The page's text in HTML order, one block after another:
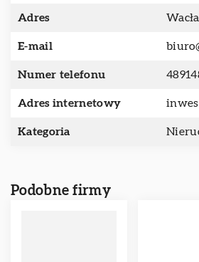
Adres
E-mail
Numer telefonu
Adres internetowy
Kategoria
Podobne firmy